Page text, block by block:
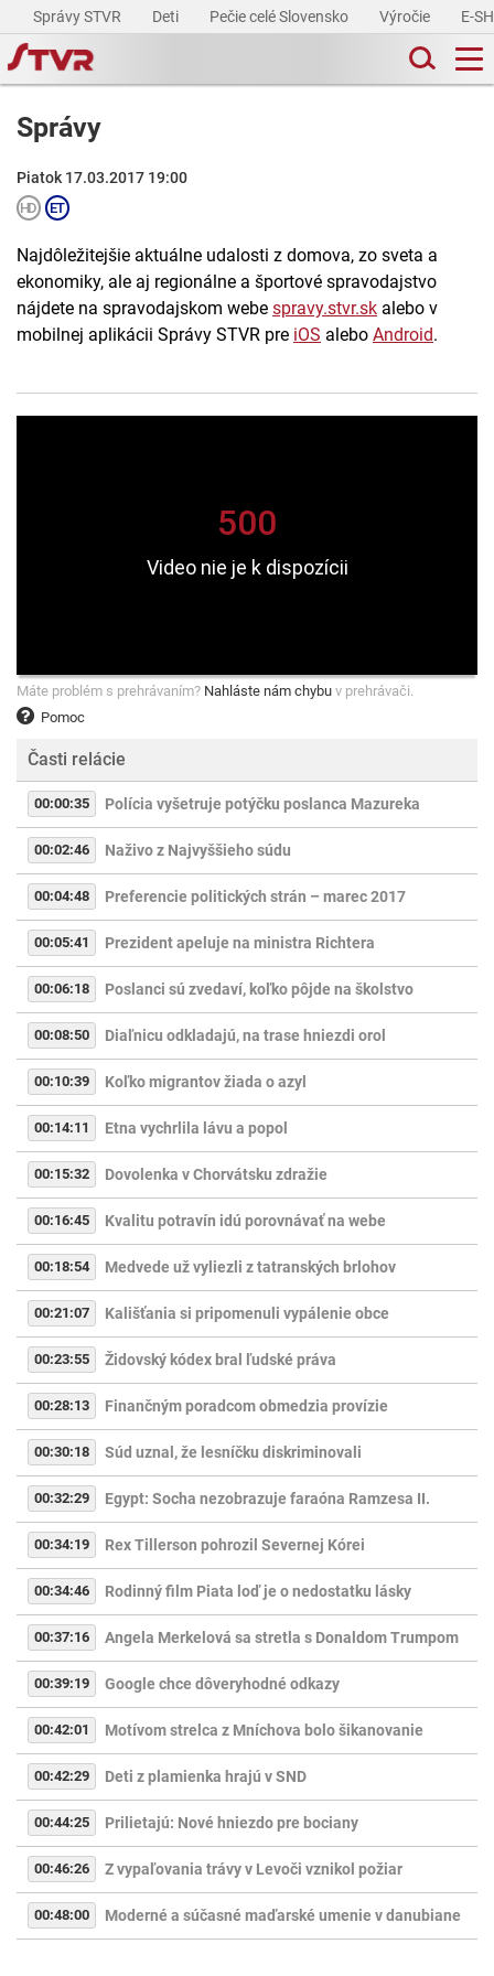
Správy STVR Deti Pečie celé Slovensko Výročie E-
Správy
Piatok 17.03.2017 19:00
Najdôležitejšie aktuálne udalosti z domova, zo sveta a
ekonomiky, ale aj regionálne a športové spravodajstvo
nájdete na spravodajskom webe spravy.stvr.sk alebo v
mobilnej aplikácii Správy STVR pre iOS alebo Android.
Pomoc
Máte problém s prehrávaním? Nahláste nám chybu v prehrávači.
Časti relácie
00:00:35 Polícia vyšetruje potýčku poslanca Mazureka
00:02:46 Naživo z Najvyššieho súdu
00:04:48 Preferencie politických strán – marec 2017
00:05:41 Prezident apeluje na ministra Richtera
00:06:18 Poslanci sú zvedaví, koľko pôjde na školstvo
00:08:50 Diaľnicu odkladajú, na trase hniezdi orol
00:10:39 Koľko migrantov žiada o azyl
00:14:11 Etna vychrlila lávu a popol
00:15:32 Dovolenka v Chorvátsku zdražie
00:16:45 Kvalitu potravín idú porovnávať na webe
00:18:54 Medvede už vyliezli z tatranských brlohov
00:21:07 Kališťania si pripomenuli vypálenie obce
00:23:55 Židovský kódex bral ľudské práva
00:28:13 Finančným poradcom obmedzia provízie
00:30:18 Súd uznal, že lesníčku diskriminovali
00:32:29 Egypt: Socha nezobrazuje faraóna Ramzesa II.
00:34:19 Rex Tillerson pohrozil Severnej Kórei
00:34:46 Rodinný film Piata loď je o nedostatku lásky
00:37:16 Angela Merkelová sa stretla s Donaldom Trumpom
00:39:19 Google chce dôveryhodné odkazy
00:42:01 Motívom strelca z Mníchova bolo šikanovanie
00:42:29 Deti z plamienka hrajú v SND
00:44:25 Prilietajú: Nové hniezdo pre bociany
00:46:26 Z vypaľovania trávy v Levoči vznikol požiar
00:48:00 Moderné a súčasné maďarské umenie v danubiane